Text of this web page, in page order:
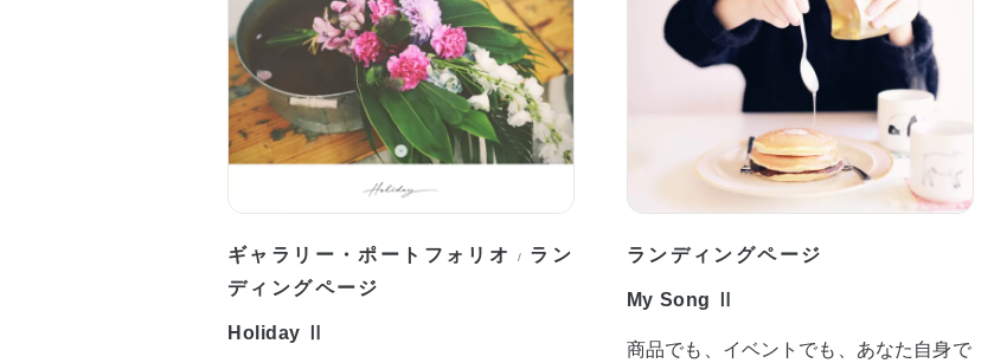
ギャラリー・ポートフォリオ / ラン
ディングページ
Holiday Ⅱ
ランディングページ
My Song Ⅱ
商品でも、イベントでも、あなた自身で